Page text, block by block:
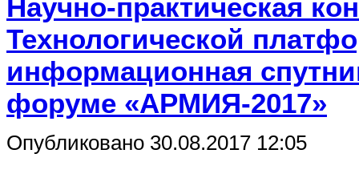
Научно-практическая
Технологической
информационная
форуме «АРМИЯ-2017»
Опубликовано 30.08.2017 12:05